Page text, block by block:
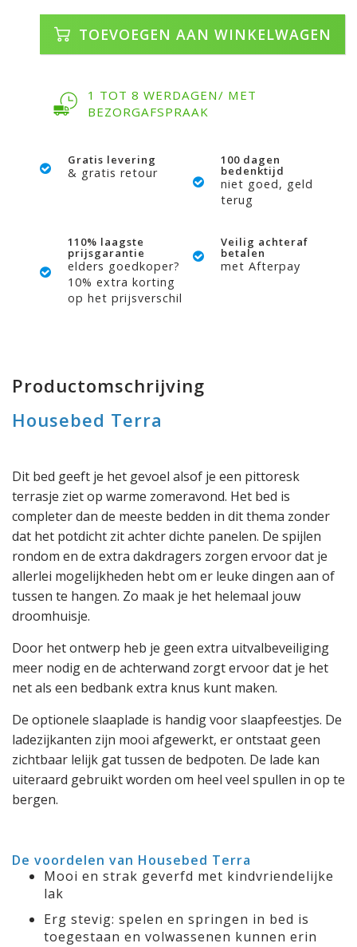
TOEVOEGEN AAN WINKELWAGEN
1 TOT 8 WERDAGEN/ MET
BEZORGAFSPRAAK
Gratis levering
& gratis retour
100 dagen
bedenktijd
niet goed, geld
terug
110% laagste
prijsgarantie
elders goedkoper?
10% extra korting
op het prijsverschil
Veilig achteraf
betalen
met Afterpay
Productomschrijving
Housebed Terra
Dit bed geeft je het gevoel alsof je een pittoresk
terrasje ziet op warme zomeravond. Het bed is
completer dan de meeste bedden in dit thema zonder
dat het potdicht zit achter dichte panelen. De spijlen
rondom en de extra dakdragers zorgen ervoor dat je
allerlei mogelijkheden hebt om er leuke dingen aan of
tussen te hangen. Zo maak je het helemaal jouw
droomhuisje.
Door het ontwerp heb je geen extra uitvalbeveiliging
meer nodig en de achterwand zorgt ervoor dat je het
net als een bedbank extra knus kunt maken.
De optionele slaaplade is handig voor slaapfeestjes. De
ladezijkanten zijn mooi afgewerkt, er ontstaat geen
zichtbaar lelijk gat tussen de bedpoten. De lade kan
uiteraard gebruikt worden om heel veel spullen in op te
bergen.
De voordelen van Housebed Terra
Mooi en strak geverfd met kindvriendelijke
lak
Erg stevig: spelen en springen in bed is
toegestaan en volwassenen kunnen erin